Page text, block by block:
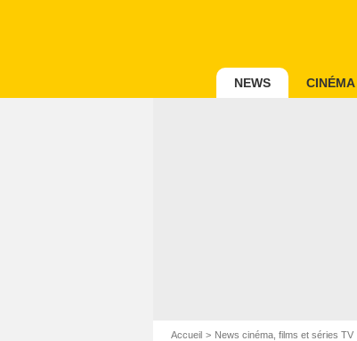
NEWS CINÉMA
Accueil News cinéma, films et séries TV